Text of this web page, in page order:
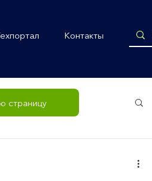
Контакты
связь
страницу